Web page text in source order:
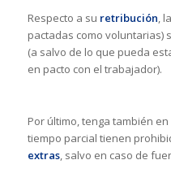
Respecto a su retribución,
pactadas como voluntarias)
(a salvo de lo que pueda
en pacto con el trabajador).
Por último, tenga también
tiempo parcial tienen
extras, salvo en caso de